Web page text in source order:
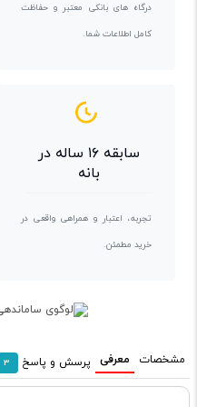
درگاه های بانکی معتبر و حفاظت
کامل اطلاعات شما.
سابقه ۱۶ ساله در
بانه
تجربه، اعتبار و همراهی واقعی در
خرید مطمئن.
مشخصات معرفی پرسش و پاسخ 3